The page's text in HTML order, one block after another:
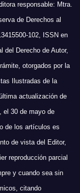
responsable: Mtra.
de Derechos al
102, ISSN en
del Derecho de Autor,
otorgados por la
Ilustradas de la
actualización de
el 30 de mayo de
de los artículos es
de vista del Editor,
reproducción parcial
y cuando sea sin
citando